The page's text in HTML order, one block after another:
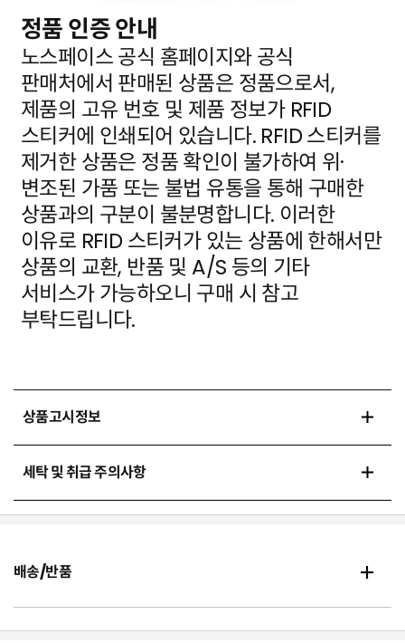
정품 인증 안내
노스페이스 공식 홈페이지와 공식
판매처에서 판매된 상품은 정품으로서,
제품의 고유 번호 및 제품 정보가 RFID
스티커에 인쇄되어 있습니다. RFID 스티커를
제거한 상품은 정품 확인이 불가하여 위·
변조된 가품 또는 불법 유통을 통해 구매한
상품과의 구분이 불분명합니다. 이러한
이유로 RFID 스티커가 있는 상품에 한해서만
상품의 교환, 반품 및 A/S 등의 기타
서비스가 가능하오니 구매 시 참고
부탁드립니다.
상품고시정보
세탁 및 취급 주의사항
배송/반품